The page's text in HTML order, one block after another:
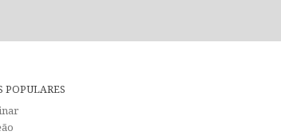
POPULARES